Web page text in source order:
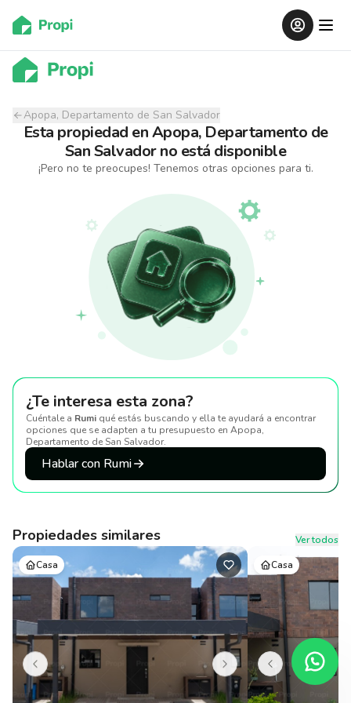
Apopa, Departamento de San Salvador
Esta propiedad enApopa, Departamento de
San Salvadorno está disponible
¡Pero no te preocupes! Tenemos otras opciones para ti.
¿Te interesa esta zona?
Cuéntale a Rumi qué estás buscando y ella te ayudará a encontrar
opciones que se adapten a tu presupuesto en Apopa,
Departamento de San Salvador.
Hablar con Rumi
Propiedades similares
Ver todos
Casa
Casa